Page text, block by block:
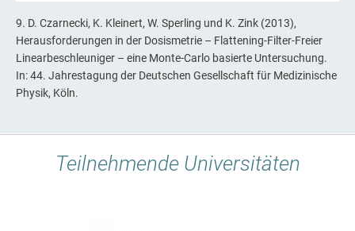
9. D. Czarnecki, K. Kleinert, W. Sperling und K. Zink (2013),
Herausforderungen in der Dosismetrie – Flattening-Filter-Freier
Linearbeschleuniger – eine Monte-Carlo basierte Untersuchung.
In: 44. Jahrestagung der Deutschen Gesellschaft für Medizinische
Physik, Köln.
Teilnehmende Universitäten